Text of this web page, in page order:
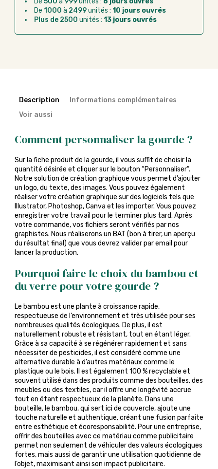
Chorus Pro :règlement par mandat
administratif après la commande
De 1000 à 2499unités : 10 jours ouvrés
Plus de 2500 unités : 13 jours ouvrés
Description
Informations complémentaires
Voir aussi
Comment personnaliser la gourde ?
Sur la fiche produit de la gourde, il vous suffit de choisir la
quantité désirée et cliquer sur le bouton “Personnaliser”.
Notre solution de création graphique vous permet d’ajouter
un logo, du texte, des images. Vous pouvez également
réaliser votre création graphique sur des logiciels tels que
Illustrator, Photoshop, Canva et les importer. Vous pouvez
enregistrer votre travail pour le terminer plus tard. Après
votre commande, vos fichiers seront vérifiés par nos
graphistes. Nous réaliserons un BAT (bon à tirer, un aperçu
du résultat final) que vous devrez valider par email pour
lancer la production.
Pourquoi faire le choix du bambou et
du verre pour votre gourde ?
Le bambou est une plante à croissance rapide,
respectueuse de l’environnement et très utilisée pour ses
nombreuses qualités écologiques. De plus, il est
naturellement robuste et résistant, tout en étant léger.
Grâce à sa capacité à se régénérer rapidement et sans
nécessiter de pesticides, il est considéré comme une
alternative durable à d’autres matériaux comme le
plastique ou le bois. Il est également 100 % recyclable et
souvent utilisé dans des produits comme des bouteilles, des
meubles ou des textiles, car il offre une longévité accrue
tout en étant respectueux de la planète. Dans une
bouteille, le bambou, qui sert ici de couvercle, ajoute une
touche naturelle et authentique, créant une fusion parfaite
entre esthétique et écoresponsabilité. Pour une entreprise,
offrir des bouteilles avec ce matériau comme publicitaire
permet non seulement de véhiculer des valeurs écologiques
fortes, mais aussi de garantir une utilisation quotidienne de
l’objet, maximisant ainsi son impact publicitaire.